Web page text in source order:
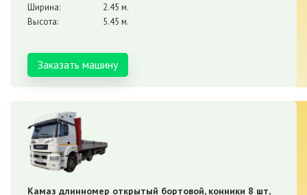
Ширина:
2.45 м.
Высота:
5.45 м.
Заказать машину
Камаз длинномер открытый бортовой, конники 8 шт,